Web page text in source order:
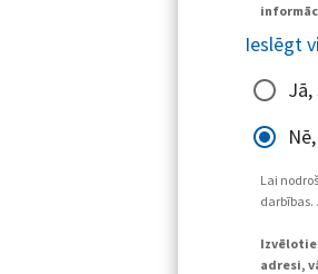
Ieslēgt
Lai
darbības.
adresi,